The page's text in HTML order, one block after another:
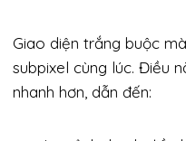
Giao diện trắng buộc
subpixel cùng lúc. Điều
nhanh hơn, dẫn đến: